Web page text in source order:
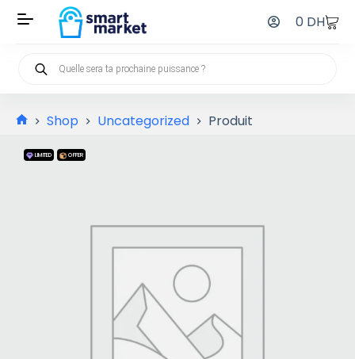
0 DH
Shop Uncategorized Produit
LIMITED OFFER